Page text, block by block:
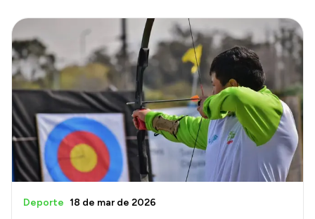
Autoridades
Delegaciones
Normativa
Transparencia
Presupuesto
Boletín Oficial
Compras y licitaciones
Deporte 18 de mar de 2026